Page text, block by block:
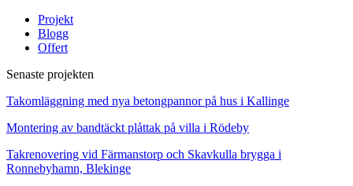
Projekt
Blogg
Offert
Senaste projekten
Takomläggning med nya betongpannor på hus i Kallinge
Montering av bandtäckt plåttak på villa i Rödeby
Takrenovering vid Färmanstorp och Skavkulla brygga i
Ronnebyhamn, Blekinge